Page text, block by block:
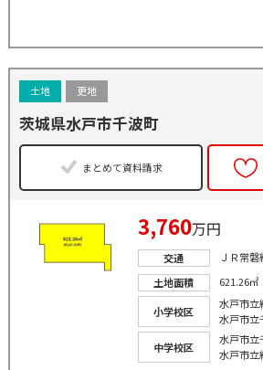
土地 更地
茨城県水戸市千波町
まとめて資料請求
3,760万円
交通
ＪＲ常
土地面積
621.26㎡
小学校区
水戸市立
水戸市立
中学校区
水戸市立
水戸市立